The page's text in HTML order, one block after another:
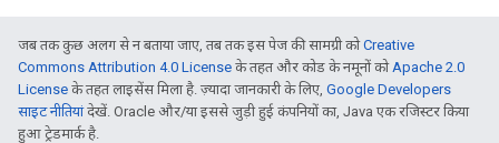
जब तक कुछ अलग से न बताया जाए, तब तक इस पेज की सामग्री कोCreative
Commons Attribution 4.0 License के तहत और कोड के नमूनों कोApache 2.0
License के तहत लाइसेंस मिला है. ज़्यादा जानकारी के लिए, Google Developers
साइट नीतियांदेखें. Oracle और/या इससे जुड़ी हुई कंपनियों का, Java एक रजिस्टर किया
हुआ ट्रेडमार्क है.